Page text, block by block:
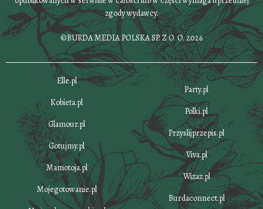
zgody wydawcy.
©BURDA MEDIA POLSKA SP. Z O. O. 2026
Elle.pl
Kobieta.pl
Glamour.pl
Gotujmy.pl
Mamotoja.pl
Mojegotowanie.pl
Party.pl
Polki.pl
Przyslijprzepis.pl
Viva.pl
Wizaz.pl
Burdaconnect.pl